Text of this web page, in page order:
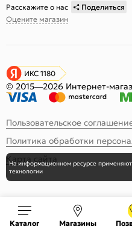
Расскажите о нас
Поделиться
Оцените магазин
ИКС 1180
© 2015—2026 Интернет-
Пользовательское
Политика обработки
Карта сайта
Каталог Магазины
На информационном ресурсе
технологии